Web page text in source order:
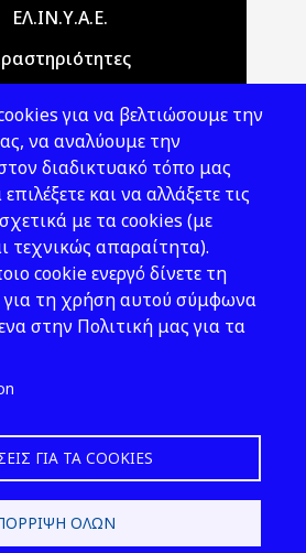
ΕΛ.ΙΝ.Υ.Α.Ε.
Νομοθεσία
Εκδόσεις
- Εκδηλώσεις
μας
για να βελτιώσουμε την
να αναλύουμε την
διαδικτυακό τόπο μας
και να αλλάξετε τις
με τα cookies (με
τεχνικώς απαραίτητα).
cookie ενεργό δίνετε τη
για τη χρήση αυτού σύμφωνα
στην Πολιτική μας για τα
ΓΙΑ ΤΑ COOKIES
ΌΛΩΝ
© ΕΛ.ΙΝ.Υ.Α.Ε.